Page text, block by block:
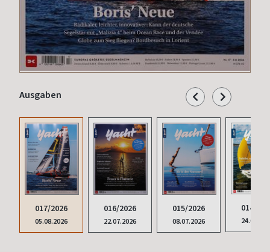
Ausgaben
017/2026
05.08.2026
016/2026
22.07.2026
015/2026
08.07.2026
014/